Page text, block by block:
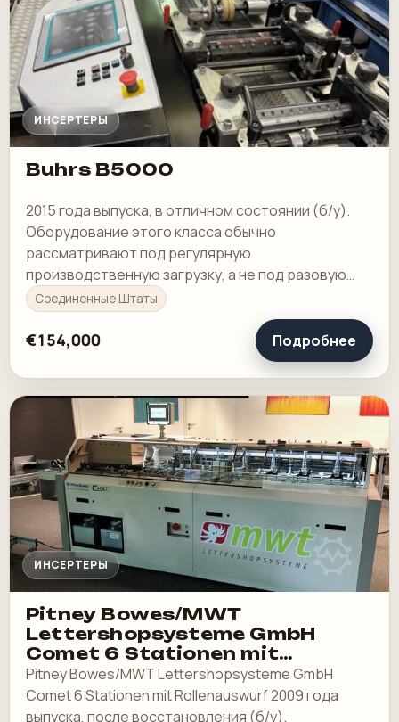
ИНСЕРТЕРЫ
Buhrs B5000
2015 года выпуска, в отличном состоянии (б/у).
Оборудование этого класса обычно
рассматривают под регулярную
производственную загрузку, а не под разовую
покупку в склад.
Соединенные Штаты
€154,000 Подробнее
ИНСЕРТЕРЫ
Pitney Bowes/MWT
Lettershopsysteme GmbH
Comet 6 Stationen mit
Rollenauswurf
Pitney Bowes/MWT Lettershopsysteme GmbH
Comet 6 Stationen mit Rollenauswurf 2009 года
выпуска, после восстановления (б/у).